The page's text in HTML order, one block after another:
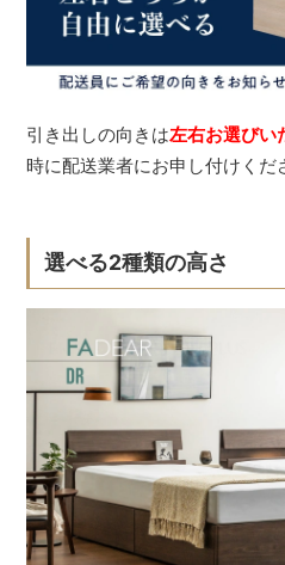
引き出しの向きは左右お選びい
時に配送業者にお申し付けくだ
選べる2種類の高さ